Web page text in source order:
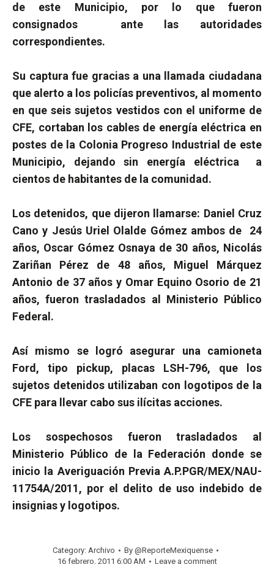
de este Municipio, por lo que fueron
consignados
ante las autoridades
correspondientes.
Su captura fue gracias a una llamada ciudadana
que alerto a los policías preventivos, al momento
en que seis sujetos vestidos con el uniforme de
CFE, cortaban los cables de energía eléctrica en
postes de la Colonia Progreso Industrial de este
Municipio, dejando sin energía eléctrica
a
cientos de habitantes de la comunidad.
Los detenidos, que dijeron llamarse: Daniel Cruz
Cano y Jesús Uriel Olalde Gómez ambos de
24
años, Oscar Gómez Osnaya de 30 años, Nicolás
Zariñan Pérez de 48 años, Miguel Márquez
Antonio de 37 años y Omar Equino Osorio de 21
años, fueron trasladados al Ministerio Público
Federal.
Así mismo se logró asegurar una camioneta
Ford, tipo pickup, placas LSH-796, que los
sujetos detenidos utilizaban con logotipos de la
CFE para llevar cabo sus ilícitas acciones.
Los sospechosos fueron trasladados al
Ministerio Público de la Federación donde se
inicio la Averiguación Previa A.P.PGR/MEX/NAU-
11754A/2011, por el delito de uso indebido de
insignias y logotipos.
Category: Archivo By @ReporteMexiquense
16 febrero, 2011 6:00 AM
Leave a comment